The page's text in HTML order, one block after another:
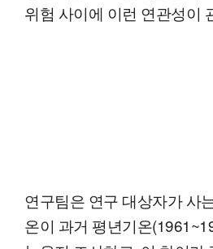
위험 사이에 이런 연관성이
연구팀은 연구 대상자가 사
온이 과거 평년기온